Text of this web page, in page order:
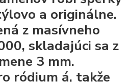
a originálne.
z masívneho
skladajúci sa z
3 mm.
ródium á, takže